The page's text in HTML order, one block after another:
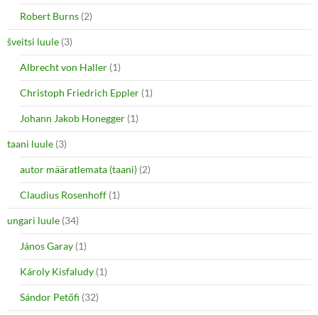
Robert Burns (2)
šveitsi luule (3)
Albrecht von Haller (1)
Christoph Friedrich Eppler (1)
Johann Jakob Honegger (1)
taani luule (3)
autor määratlemata (taani) (2)
Claudius Rosenhoff (1)
ungari luule (34)
János Garay (1)
Károly Kisfaludy (1)
Sándor Petőfi (32)